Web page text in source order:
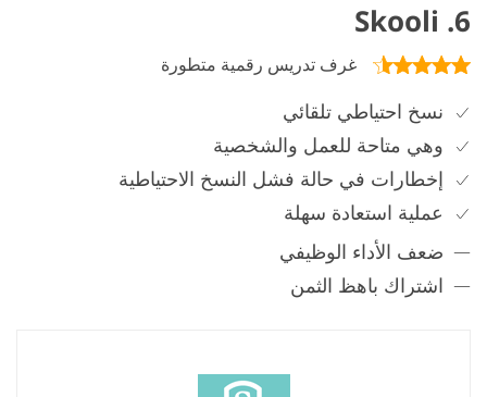
6. Skooli
غرف تدريس رقمية متطورة
نسخ احتياطي تلقائي
وهي متاحة للعمل والشخصية
إخطارات في حالة فشل النسخ الاحتياطية
عملية استعادة سهلة
ضعف الأداء الوظيفي
اشتراك باهظ الثمن